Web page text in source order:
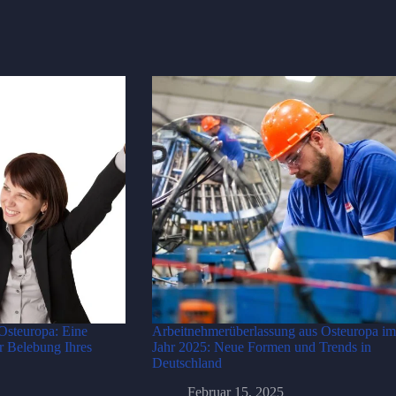
Eine
Belebung Ihres
Arbeitnehmerüberlassung aus Osteuropa im
Jahr 2025: Neue Formen und Trends in
Deutschland
Februar 15, 2025